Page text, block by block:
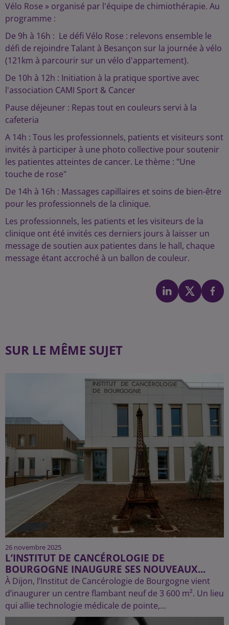
Vélo Rose » organisé par l'équipe de chimiothérapie. Au
programme :
De 9h à 16h : Le défi Vélo Rose : relevons ensemble le
défi de rejoindre Talant à Besançon sur la journée à vélo
(121km à parcourir sur un vélo d'appartement).
De 10h à 12h : Initiation à la pratique sportive avec
l'association CAMI Sport & Cancer
Pause déjeuner : Repas tout en couleurs servi à la
cafeteria
A 14h : Tous les professionnels, patients et visiteurs sont
invités à participer à une photo collective pour soutenir
les patientes atteintes de cancer. Le thème : "Une
touche de rose"
De 14h à 16h : Massages capillaires et soins de bien-être
pour les professionnels de la clinique.
Les professionnels, les patients et les visiteurs de la
clinique ont été invités ces derniers jours à laisser un
message de soutien aux patientes dans le hall, chaque
message étant accroché à un ballon de couleur.
SUR LE MÊME SUJET
26 novembre 2025
L’INSTITUT DE CANCÉROLOGIE DE
BOURGOGNE INAUGURE SES NOUVEAUX...
À Dijon, l’Institut de Cancérologie de Bourgogne vient
d’inaugurer un centre flambant neuf de 3 600 m². Un lieu
qui allie technologie médicale de pointe,...